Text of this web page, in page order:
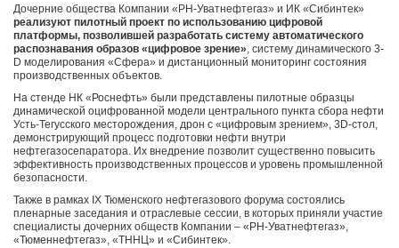
Дочерние общества Компании «РН-Уватнефтегаз» и ИК «Сибинтек»
реализуют пилотный проект по использованию цифровой
платформы, позволившей разработать систему автоматического
распознавания образов «цифровое зрение», систему динамического 3-
D моделирования «Сфера» и дистанционный мониторинг состояния
производственных объектов.
На стенде НК «Роснефть» были представлены пилотные образцы
динамической оцифрованной модели центрального пункта сбора нефти
Усть-Тегусского месторождения, дрон с «цифровым зрением», 3D-стол,
демонстрирующий процесс подготовки нефти внутри
нефтегазосепаратора. Их внедрение позволит существенно повысить
эффективность производственных процессов и уровень промышленной
безопасности.
Также в рамках IX Тюменского нефтегазового форума состоялись
пленарные заседания и отраслевые сессии, в которых приняли участие
специалисты дочерних обществ Компании – «РН-Уватнефтегаз»,
«Тюменнефтегаз», «ТННЦ» и «Сибинтек».